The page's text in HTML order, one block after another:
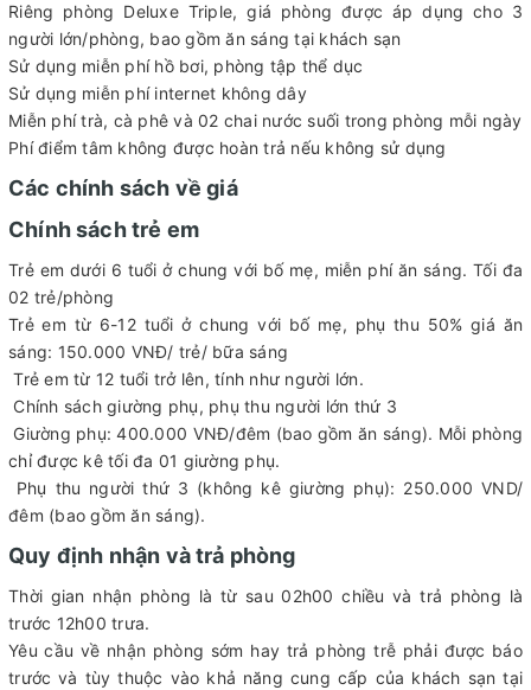
Riêng phòng Deluxe Triple, giá phòng được áp dụng cho 3
người lớn/phòng, bao gồm ăn sáng tại khách sạn
Sử dụng miễn phí hồ bơi, phòng tập thể dục
Sử dụng miễn phí internet không dây
Miễn phí trà, cà phê và 02 chai nước suối trong phòng mỗi ngày
Phí điểm tâm không được hoàn trả nếu không sử dụng
Các chính sách về giá
Chính sách trẻ em
Trẻ em dưới 6 tuổi ở chung với bố mẹ, miễn phí ăn sáng. Tối đa
02 trẻ/phòng
Trẻ em từ 6-12 tuổi ở chung với bố mẹ, phụ thu 50% giá ăn
sáng: 150.000 VNĐ/ trẻ/ bữa sáng
Trẻ em từ 12 tuổi trở lên, tính như người lớn.
Chính sách giường phụ, phụ thu người lớn thứ 3
Giường phụ: 400.000 VNĐ/đêm (bao gồm ăn sáng). Mỗi phòng
chỉ được kê tối đa 01 giường phụ.
Phụ thu người thứ 3 (không kê giường phụ): 250.000 VND/
đêm (bao gồm ăn sáng).
Quy định nhận và trả phòng
Thời gian nhận phòng là từ sau 02h00 chiều và trả phòng là
trước 12h00 trưa.
Yêu cầu về nhận phòng sớm hay trả phòng trễ phải được báo
trước và tùy thuộc vào khả năng cung cấp của khách sạn tại